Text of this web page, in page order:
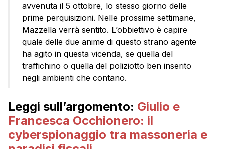
avvenuta il 5 ottobre, lo stesso giorno delle
prime perquisizioni. Nelle prossime settimane,
Mazzella verrà sentito. L’obbiettivo è capire
quale delle due anime di questo strano agente
ha agito in questa vicenda, se quella del
traffichino o quella del poliziotto ben inserito
negli ambienti che contano.
Leggi sull’argomento: Giulio e
Francesca Occhionero: il
cyberspionaggio tra massoneria e